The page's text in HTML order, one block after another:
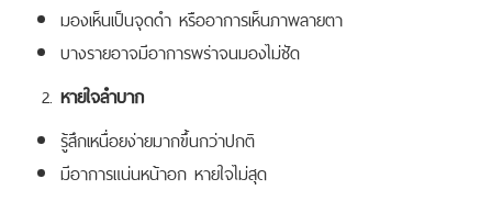
มองเห็นเป็นจุดดำ หรืออาการเห็นภาพลายตา
บางรายอาจมีอาการพร่าจนมองไม่ชัด
หายใจลำบาก
รู้สึกเหนื่อยง่ายมากขึ้นกว่าปกติ
มีอาการแน่นหน้าอก หายใจไม่สุด